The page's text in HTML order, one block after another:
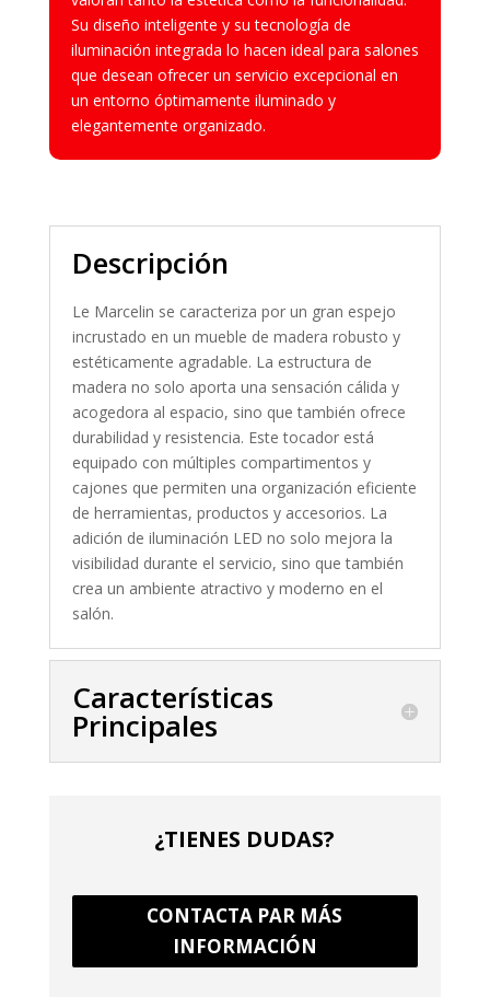
Su diseño inteligente y su tecnología de
iluminación integrada lo hacen ideal para salones
que desean ofrecer un servicio excepcional en
un entorno óptimamente iluminado y
elegantemente organizado.
Descripción
Le Marcelin se caracteriza por un gran espejo
incrustado en un mueble de madera robusto y
estéticamente agradable. La estructura de
madera no solo aporta una sensación cálida y
acogedora al espacio, sino que también ofrece
durabilidad y resistencia. Este tocador está
equipado con múltiples compartimentos y
cajones que permiten una organización eficiente
de herramientas, productos y accesorios. La
adición de iluminación LED no solo mejora la
visibilidad durante el servicio, sino que también
crea un ambiente atractivo y moderno en el
salón.
Características
Principales
¿TIENES DUDAS?
CONTACTA PAR MÁS
INFORMACIÓN